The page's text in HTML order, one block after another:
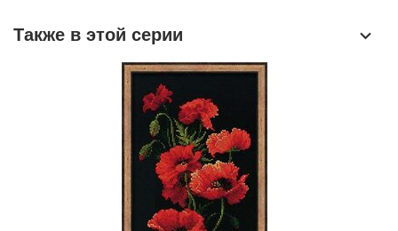
Также в этой серии